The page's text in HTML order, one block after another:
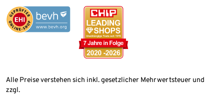
Alle Preise verstehen sich inkl. gesetzlicher Mehrwertsteuer und
zzgl.